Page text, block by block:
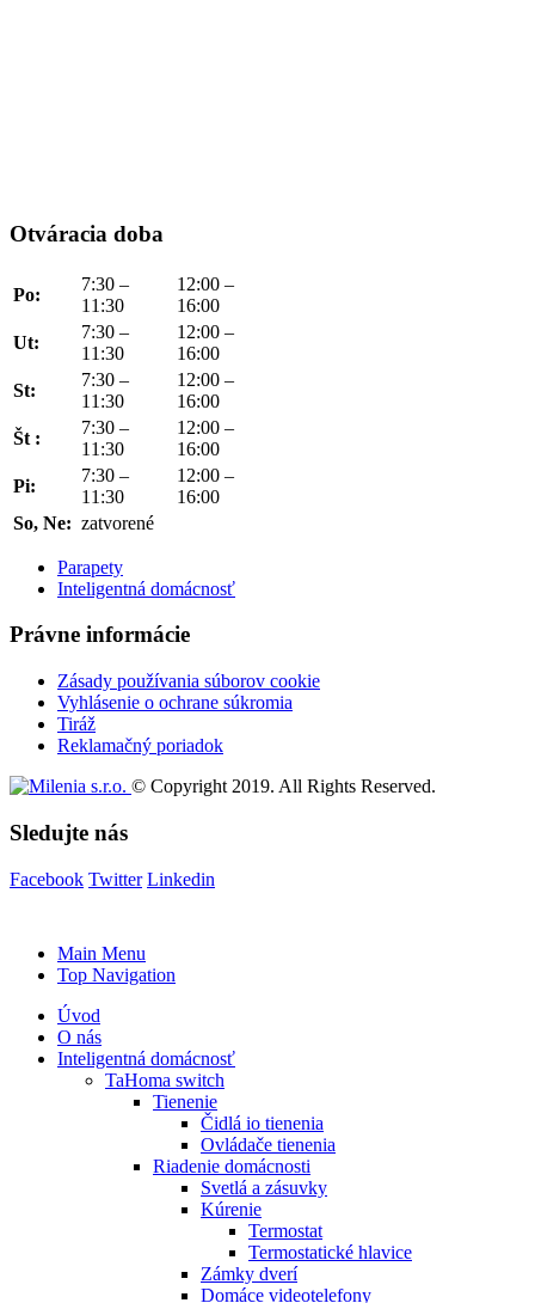
Otváracia doba
Po:
7:30 –
11:30
12:00 –
16:00
Ut:
7:30 –
11:30
12:00 –
16:00
St:
7:30 –
11:30
12:00 –
16:00
Št :
7:30 –
11:30
12:00 –
16:00
Pi:
7:30 –
11:30
12:00 –
16:00
So, Ne: zatvorené
Parapety
Inteligentná domácnosť
Právne informácie
Zásady používania súborov cookie
Vyhlásenie o ochrane súkromia
Tiráž
Reklamačný poriadok
© Copyright 2019. All Rights Reserved.
Sledujte nás
Facebook Twitter Linkedin
Main Menu
Top Navigation
Úvod
O nás
Inteligentná domácnosť
TaHoma switch
Tienenie
Čidlá io tienenia
Ovládače tienenia
Riadenie domácnosti
Svetlá a zásuvky
Kúrenie
Termostat
Termostatické hlavice
Zámky dverí
Domáce videotelefony